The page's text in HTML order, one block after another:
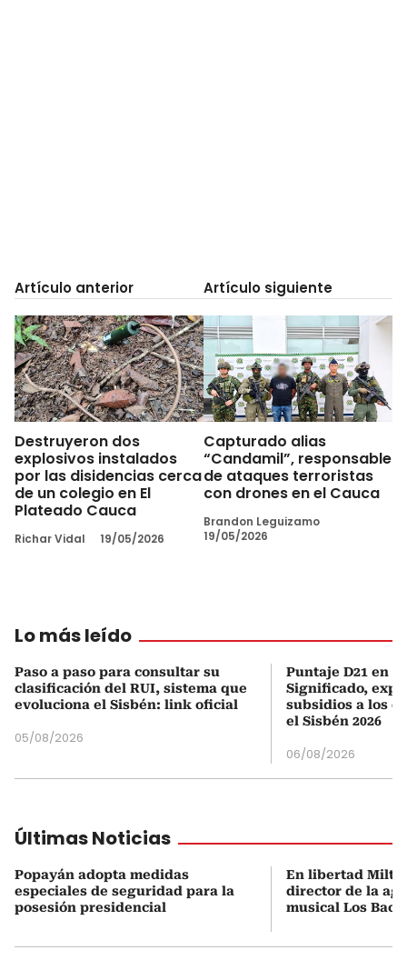
Artículo anterior
Destruyeron dos
explosivos instalados
por las disidencias cerca
de un colegio en El
Plateado Cauca
Richar Vidal 19/05/2026
Artículo siguiente
Capturado alias
“Candamil”, responsable
de ataques terroristas
con drones en el Cauca
Brandon Leguizamo
19/05/2026
Lo más leído
Paso a paso para consultar su
clasificación del RUI, sistema que
evoluciona el Sisbén: link oficial
05/08/2026
Puntaje D21 en
Significado,
subsidios a los
el Sisbén 2026
06/08/2026
Últimas Noticias
Popayán adopta medidas
especiales de seguridad para la
posesión presidencial
En libertad
director de la
musical Los